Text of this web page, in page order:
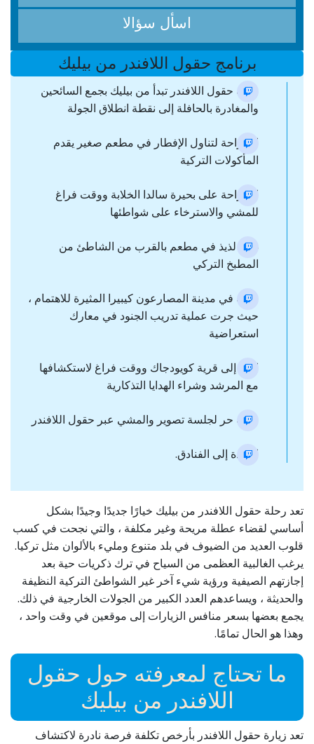
اسأل سؤالا
برنامج حقول اللافندر من بيليك
جولة حقول اللافندر تبدأ من بيليك بجمع السائحين
والمغادرة بالحافلة إلى نقطة انطلاق الجولة
استراحة لتناول الإفطار في مطعم صغير يقدم
المأكولات التركية
استراحة على بحيرة سالدا الخلابة ووقت فراغ
للمشي والاسترخاء على شواطئها
غداء لذيذ في مطعم بالقرب من الشاطئ من
المطبخ التركي
جولة في مدينة المصارعون كيبيرا المثيرة للاهتمام ،
حيث جرت عملية تدريب الجنود في معارك
استعراضية
انقل إلى قرية كويودجاك ووقت فراغ لاستكشافها
مع المرشد وشراء الهدايا التذكارية
وقت حر لجلسة تصوير والمشي عبر حقول اللافندر
العودة إلى الفنادق.
تعد رحلة حقول اللافندر من بيليك خيارًا جديدًا وجيدًا بشكل
أساسي لقضاء عطلة مريحة وغير مكلفة ، والتي نجحت في كسب
قلوب العديد من الضيوف في بلد متنوع ومليء بالألوان مثل تركيا.
يرغب الغالبية العظمى من السياح في ترك ذكريات حية بعد
إجازتهم الصيفية ورؤية شيء آخر غير الشواطئ التركية النظيفة
والحديثة ، ويساعدهم العدد الكبير من الجولات الخارجية في ذلك.
يجمع بعضها بسعر منافس الزيارات إلى موقعين في وقت واحد ،
وهذا هو الحال تمامًا.
ما تحتاج لمعرفته حول حقول
اللافندر من بيليك
تعد زيارة حقول اللافندر بأرخص تكلفة فرصة نادرة لاكتشاف